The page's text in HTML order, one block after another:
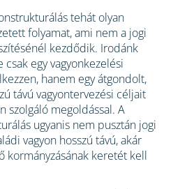
tehát olyan
folyamat, ami nem a jogi
kezdődik. Irodánk
csak egy vagyonkezelési
hanem egy átgondolt,
távú vagyontervezési céljait
szolgáló megoldással. A
ugyanis nem pusztán jogi
vagyon hosszú távú, akár
kormányzásának keretét kell